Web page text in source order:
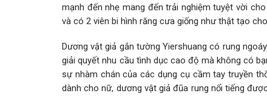
mạnh đến nhẹ mang đến trải nghiệm tuyệt vời
và có 2 viên bi hình răng cưa giống như thật tạo
Dương vật giả gắn tường Yiershuang có rung
giải quyết nhu cầu tình dục cao độ mà không có
sự nhàm chán của các dụng cụ cầm tay truyền
dành cho nữ, dương vật giả đũa rung nổi tiếng